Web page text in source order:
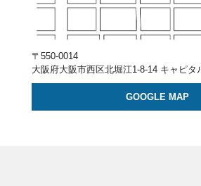
〒550-0014
大阪府大阪市西区北堀江1-8-14 キャピタ
GOOGLE MAP